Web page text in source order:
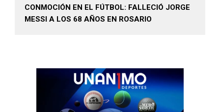
CONMOCIÓN EN EL FÚTBOL: FALLECIÓ JORGE
MESSI A LOS 68 AÑOS EN ROSARIO